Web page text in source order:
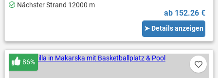
Nächster Strand 12000 m
ab 152.26 €
➤ Details anzeigen
86%